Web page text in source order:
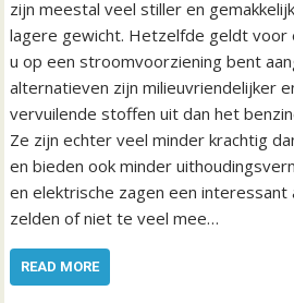
zijn meestal veel stiller en
lagere gewicht. Hetzelfde geldt voor
u op een stroomvoorziening bent
alternatieven zijn milieuvriendelijker
vervuilende stoffen uit dan het
Ze zijn echter veel minder krachtig
en bieden ook minder
en elektrische zagen een
zelden of niet te veel mee…
READ MORE